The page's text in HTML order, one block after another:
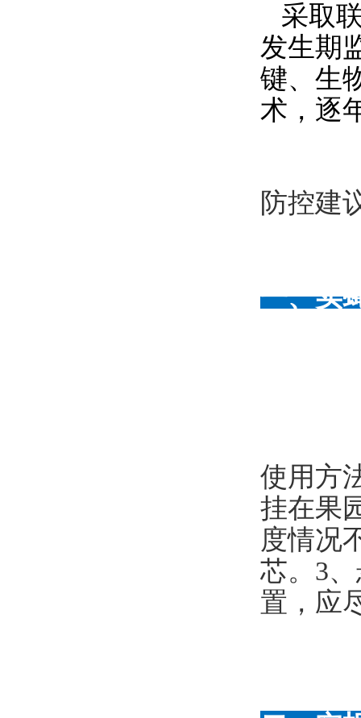
采取
发生期
键、生
术，逐
防控建
一、实
使用方
挂在果
度情况
芯。3
置，应